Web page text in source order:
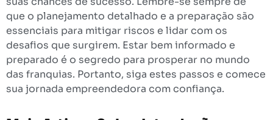
que o planejamento detalhado e a preparação são
essenciais para mitigar riscos e lidar com os
desafios que surgirem. Estar bem informado e
preparado é o segredo para prosperar no mundo
das franquias. Portanto, siga estes passos e comece
sua jornada empreendedora com confiança.